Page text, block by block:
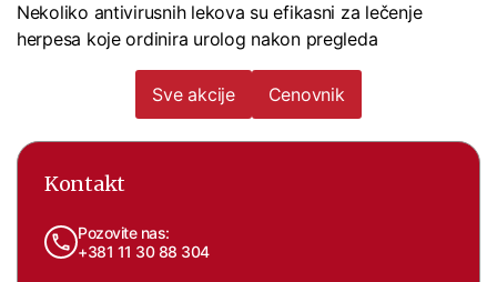
Kontakt
Pozovite nas:
+381 11 30 88 304
Nekoliko antivirusnih lekova su efikasni za lečenje
herpesa koje ordinira urolog nakon pregleda
Sve akcije Cenovnik